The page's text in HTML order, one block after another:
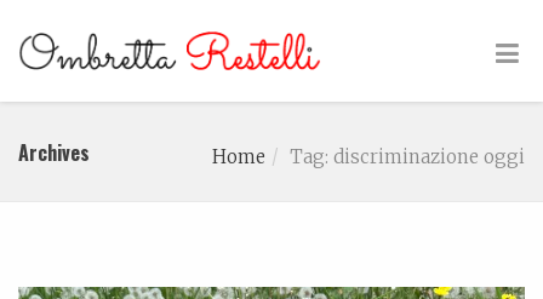
Archives Home Tag: discriminazione oggi